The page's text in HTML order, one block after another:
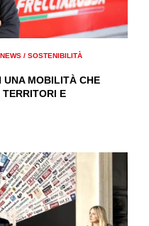
NEWS / SOSTENIBILITÀ
UNA MOBILITÀ CHE
E